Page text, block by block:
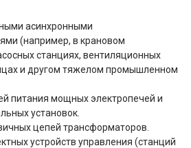
асинхронными
(например, в крановом
станциях, вентиляционных
и другом тяжелом промышленном
питания мощных электропечей и
установок.
цепей трансформаторов.
устройств управления (станций